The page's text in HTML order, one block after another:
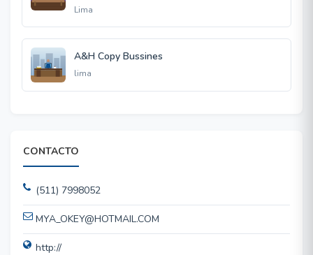
Lima
A&H Copy Bussines
lima
CONTACTO
(511) 7998052
MYA_OKEY@HOTMAIL.COM
http://